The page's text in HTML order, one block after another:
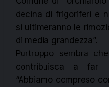
decina di frigoriferi e
si ultimeranno le
di media grandezza”.
Purtroppo sembra
contribuisca a far
“Abbiamo compreso